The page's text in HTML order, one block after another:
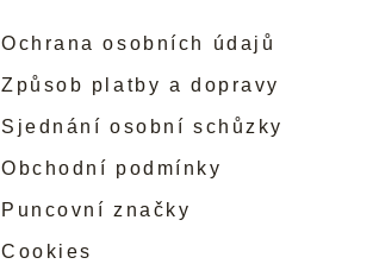
Ochrana osobních údajů
Způsob platby a dopravy
Sjednání osobní schůzky
Obchodní podmínky
Puncovní značky
Cookies